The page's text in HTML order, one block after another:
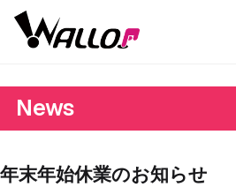
News
年末年始休業のお知らせ